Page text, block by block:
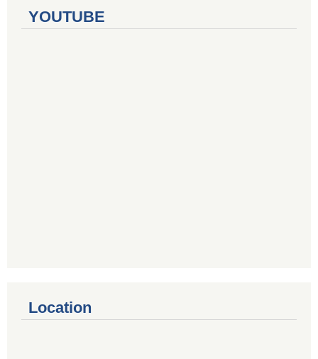
YOUTUBE
Location